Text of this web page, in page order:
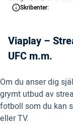
Skribenter:
Viaplay –
UFC m.m.
Om du anser dig
grymt utbud av
fotboll som du kan
eller TV.